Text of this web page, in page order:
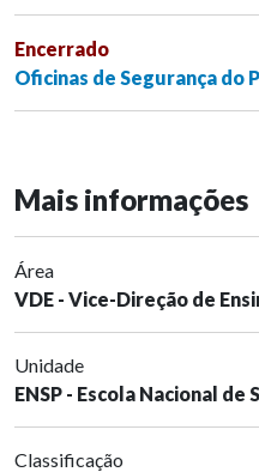
Encerrado
Oficinas de Segurança do
Mais informações
Área
VDE - Vice-Direção de
Unidade
ENSP - Escola Nacional
Classificação